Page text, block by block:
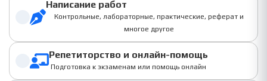
Написание работ
Контрольные, лабораторные, практические, реферат и
многое другое
Репетиторство и онлайн-помощь
Подготовка к экзаменам или помощь онлайн